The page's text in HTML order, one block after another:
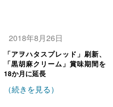
2018年8月26日
「アヲハタスプレッド」刷新、
「黒胡麻クリーム」賞味期間を
18か月に延長
（続きを見る）